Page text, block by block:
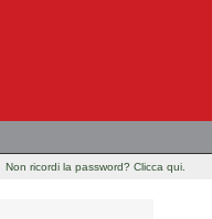
Non ricordi la password? Clicca qui.